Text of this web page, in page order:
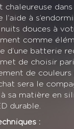
chaleureuse
à
douces à
comme
d’une batterie
de choisir
de couleurs
sera le
sa matière en
durable.
: